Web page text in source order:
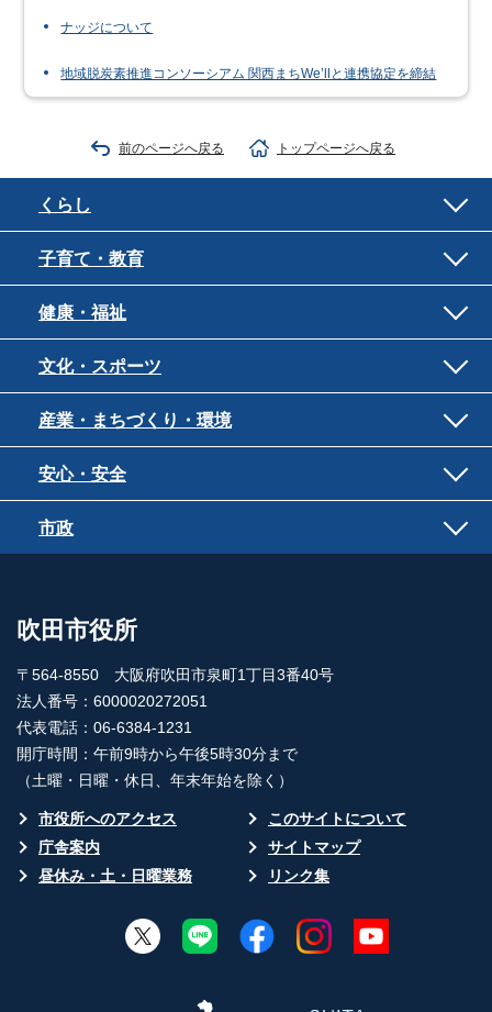
ナッジについて
地域脱炭素推進コンソーシアム 関西まちWe’llと連携協定を締結
前のページへ戻る トップページへ戻る
くらし
子育て・教育
健康・福祉
文化・スポーツ
産業・まちづくり・環境
安心・安全
市政
吹田市役所
〒564-8550 大阪府吹田市泉町1丁目3番40号
法人番号：6000020272051
代表電話：06-6384-1231
開庁時間：午前9時から午後5時30分まで
（土曜・日曜・休日、年末年始を除く）
市役所へのアクセス
このサイトについて
庁舎案内
サイトマップ
昼休み・土・日曜業務
リンク集